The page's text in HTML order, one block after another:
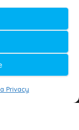
Privacy
della
Ministero